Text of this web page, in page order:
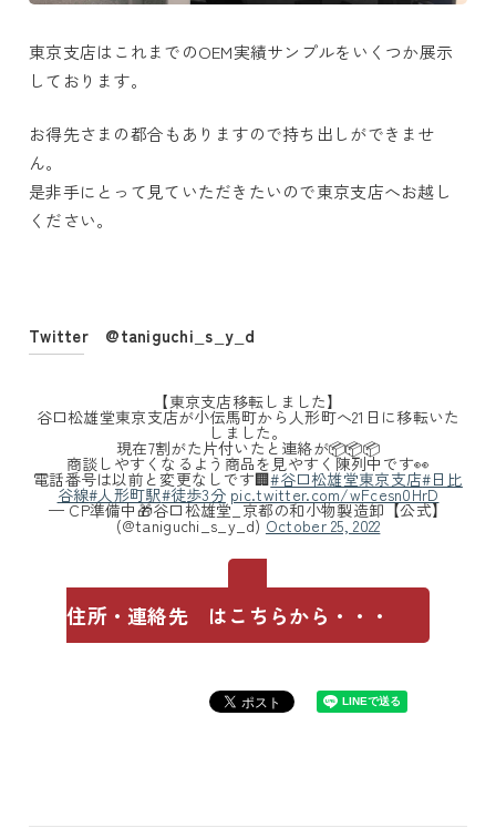
東京支店はこれまでのOEM実績サンプルをいくつか展示
しております。
お得先さまの都合もありますので持ち出しができませ
ん。
是非手にとって見ていただきたいので東京支店へお越し
ください。
Twitter @taniguchi_s_y_d
【東京支店移転しました】
谷口松雄堂東京支店が小伝馬町から人形町へ21日に移転いた
しました。
現在7割がた片付いたと連絡が📦📦📦
商談しやすくなるよう商品を見やすく陳列中です👀
電話番号は以前と変更なしです🏢#谷口松雄堂東京支店#日比
谷線#人形町駅#徒歩3分 pic.twitter.com/wFcesn0HrD
— CP準備中🎁谷口松雄堂_京都の和小物製造卸【公式】
(@taniguchi_s_y_d) October 25, 2022
住所・連絡先 はこちらから・・・